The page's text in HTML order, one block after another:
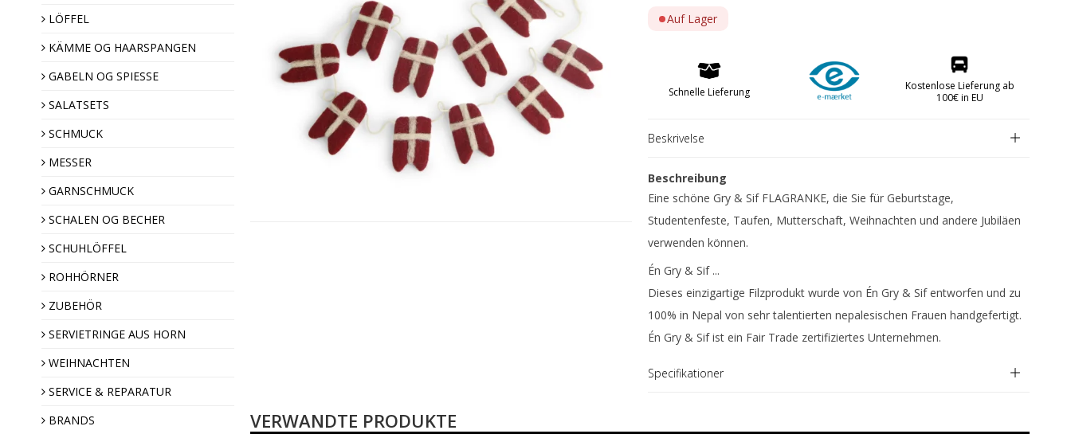
Haarspangen
Hornkämme
Salatsets: 15 biz 22 cm
Salatsets: 23 biz 27 cm
Halsschmuck
Papiermesser
Schmiermesser
Ziernadeln
Hornknöpfe
Hornvarefabrikken
Forsølvningsfabrikken
LÖFFEL
KÄMME OG HAARSPANGEN
GABELN OG SPIESSE
SALATSETS
SCHMUCK
MESSER
GARNSCHMUCK
SCHALEN OG BECHER
SCHUHLÖFFEL
ROHHÖRNER
ZUBEHÖR
SERVIETRINGE AUS HORN
WEIHNACHTEN
SERVICE & REPARATUR
BRANDS
Auf Lager
Schnelle Lieferung
Kostenlose Lieferung ab
100€ in EU
Beskrivelse
Beschreibung
Eine schöne Gry & Sif FLAGRANKE, die Sie für Geburtstage,
Studentenfeste, Taufen, Mutterschaft, Weihnachten und andere Jubiläen
verwenden können.
Én Gry & Sif ...
Dieses einzigartige Filzprodukt wurde von Én Gry & Sif entworfen und zu
100% in Nepal von sehr talentierten nepalesischen Frauen handgefertigt.
Én Gry & Sif ist ein Fair Trade zertifiziertes Unternehmen.
Specifikationer
VERWANDTE PRODUKTE